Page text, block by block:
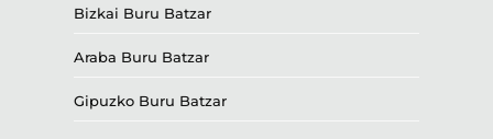
Bizkai Buru Batzar
Araba Buru Batzar
Gipuzko Buru Batzar